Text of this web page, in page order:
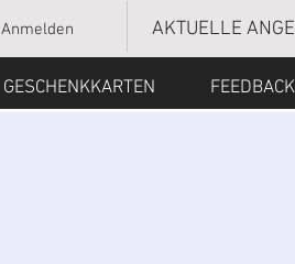
Anmelden AKTUELLE
GESCHENKKARTEN FEEDBACK